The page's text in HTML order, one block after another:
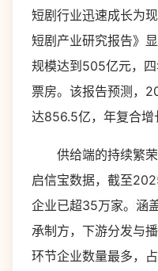
短剧行业迅速成长为
短剧产业研究报告》
规模达到505亿元‌‌，
票房。该报告预测，
达856.5亿，年复合增
供给端的持续繁荣
启信宝数据，截至
企业已超35万家。涵
承制方，下游分发与
环节企业数量最多，